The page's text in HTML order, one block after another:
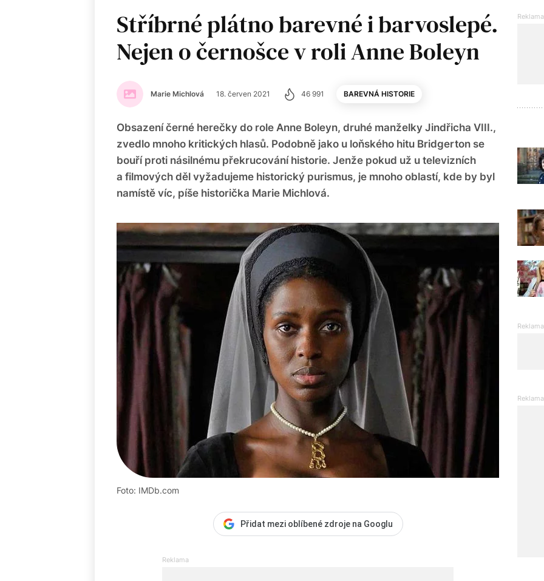
Stříbrné plátno barevné i barvoslepé.
Nejen o černošce v roli Anne Boleyn
Marie Michlová 18. červen 2021 46 991 BAREVNÁ HISTORIE
Obsazení černé herečky do role Anne Boleyn, druhé manželky Jindřicha VIII.,
zvedlo mnoho kritických hlasů. Podobně jako u loňského hitu Bridgerton se
bouří proti násilnému překrucování historie. Jenže pokud už u televizních
a filmových děl vyžadujeme historický purismus, je mnoho oblastí, kde by byl
namístě víc, píše historička Marie Michlová.
Foto: IMDb.com
Přidat mezi oblíbené zdroje na Googlu